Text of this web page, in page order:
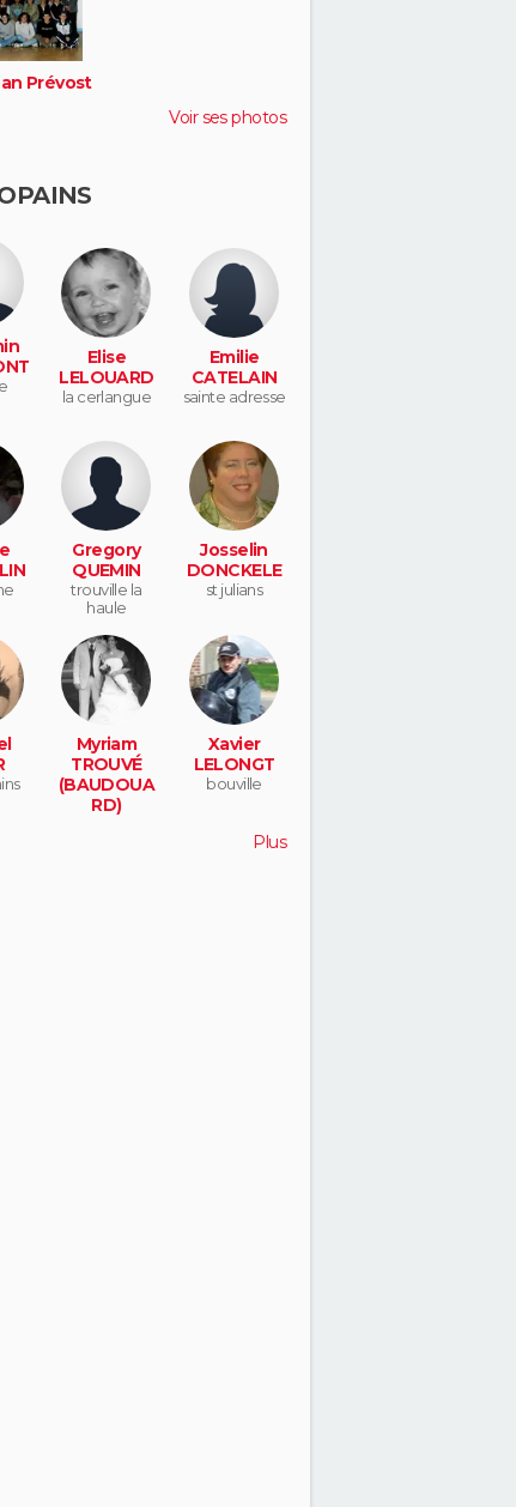
Prévost
Voir ses photos
Elise
LELOUARD
la cerlangue
Emilie
CATELAIN
sainte adresse
Gregory
QUEMIN
trouville la
haule
Josselin
DONCKELE
st julians
Myriam
TROUVÉ
(BAUDOUA
RD)
Xavier
LELONGT
bouville
Plus